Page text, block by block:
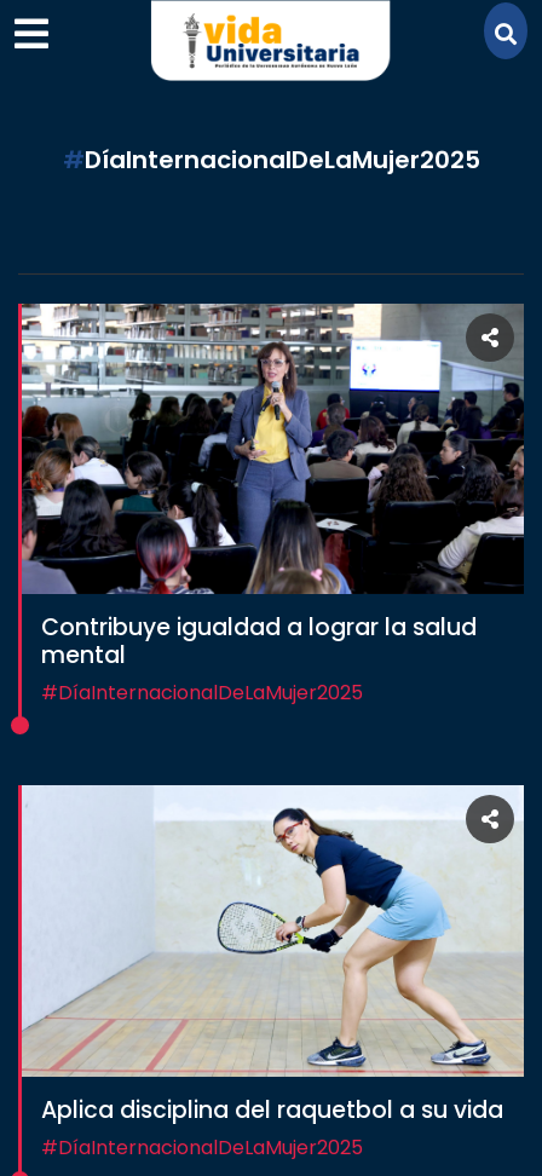
×
SECCIONES
ACADEMIA
CAMPUSUANL
COMUNIDADUANL
CULTURA
DEPORTES
I+D+I
SALUD
Oferta
educativa
Estudiantes
Rectoría
#DíaInternacionalDeLaMujer2025
Contribuye igualdad a lograr la salud
mental
#DíaInternacionalDeLaMujer2025
Aplica disciplina del raquetbol a su vida
#DíaInternacionalDeLaMujer2025